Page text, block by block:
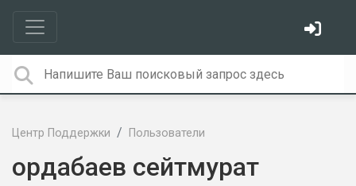
Центр Поддержки Пользователи
ордабаев сейтмурат